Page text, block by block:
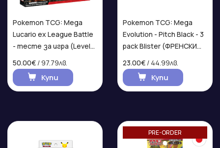
Pokemon TCG: Mega
Lucario ex League Battle
- тесте за игра (Level
50.00€ / 97.79лв.
Купи
Pokemon TCG: Mega
Evolution - Pitch Black - 3
pack Blister (ФРЕНСКИ
23.00€ / 44.99лв.
Купи
PRE-ORDER